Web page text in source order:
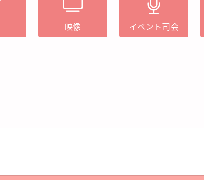
映像 イベント司会